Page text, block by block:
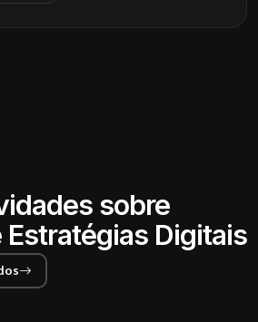
sobre
Estratégias Digitais